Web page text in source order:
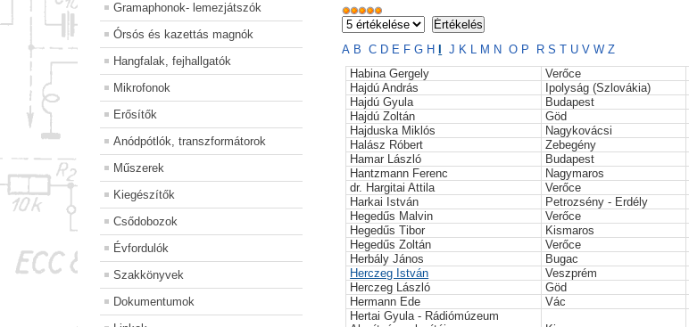
Gramaphonok- lemezjátszók
Órsós és kazettás magnók
Hangfalak, fejhallgatók
Mikrofonok
Erősítők
Anódpótlók, transzformátorok
Műszerek
Kiegészítők
Csődobozok
Évfordulók
Szakkönyvek
Dokumentumok
A BC D E F G H J K L M NO P R S T U V W Z
Habina Gergely
Verőce
Hajdú András
Ipolyság (Szlovákia)
Hajdú Gyula
Budapest
Hajdú Zoltán
Göd
Hajduska Miklós
Nagykovácsi
Halász Róbert
Zebegény
Hamar László
Budapest
Hantzmann Ferenc
Nagymaros
dr. Hargitai Attila
Verőce
Harkai István
Petrozsény - Erdély
Hegedűs Malvin
Verőce
Hegedűs Tibor
Kismaros
Hegedűs Zoltán
Verőce
Herbály János
Bugac
Herczeg István
Veszprém
Herczeg László
Göd
Hermann Ede
Vác
Hertai Gyula - Rádiómúzeum